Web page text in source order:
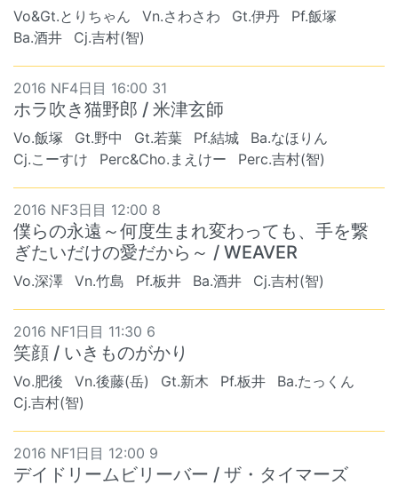
Vo&Gt.とりちゃん Vn.さわさわ Gt.伊丹
Pf.飯塚
Ba.酒井
Cj.吉村(智)
2016 NF4日目 16:00 31
ホラ吹き猫野郎 / 米津玄師
Vo.飯塚 Gt.野中 Gt.若葉 Pf.結城
Ba.なほりん
Cj.こーすけ
Perc&Cho.まえけー Perc.吉村(智)
2016 NF3日目 12:00 8
僕らの永遠～何度生まれ変わっても、手を繋
ぎたいだけの愛だから～ / WEAVER
Vo.深澤 Vn.竹島 Pf.板井 Ba.酒井 Cj.吉村(智)
2016 NF1日目 11:30 6
笑顔 / いきものがかり
Vo.肥後 Vn.後藤(岳) Gt.新木 Pf.板井
Ba.たっくん
Cj.吉村(智)
2016 NF1日目 12:00 9
デイドリームビリーバー / ザ・タイマーズ